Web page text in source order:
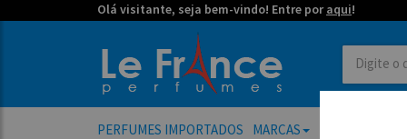
Olá visitante, seja bem-vindo! Entre poraqui!
PERFUMES IMPORTADOS MARCAS PERFUMES